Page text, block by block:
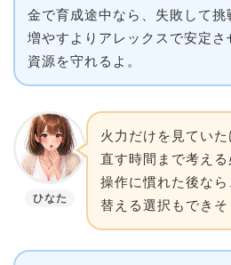
金で育成途中なら、失敗して挑
増やすよりアレックスで安定さ
資源を守れるよ。
ひなた
火力だけを見てい
直す時間まで考える
操作に慣れた後な
替える選択もできそ